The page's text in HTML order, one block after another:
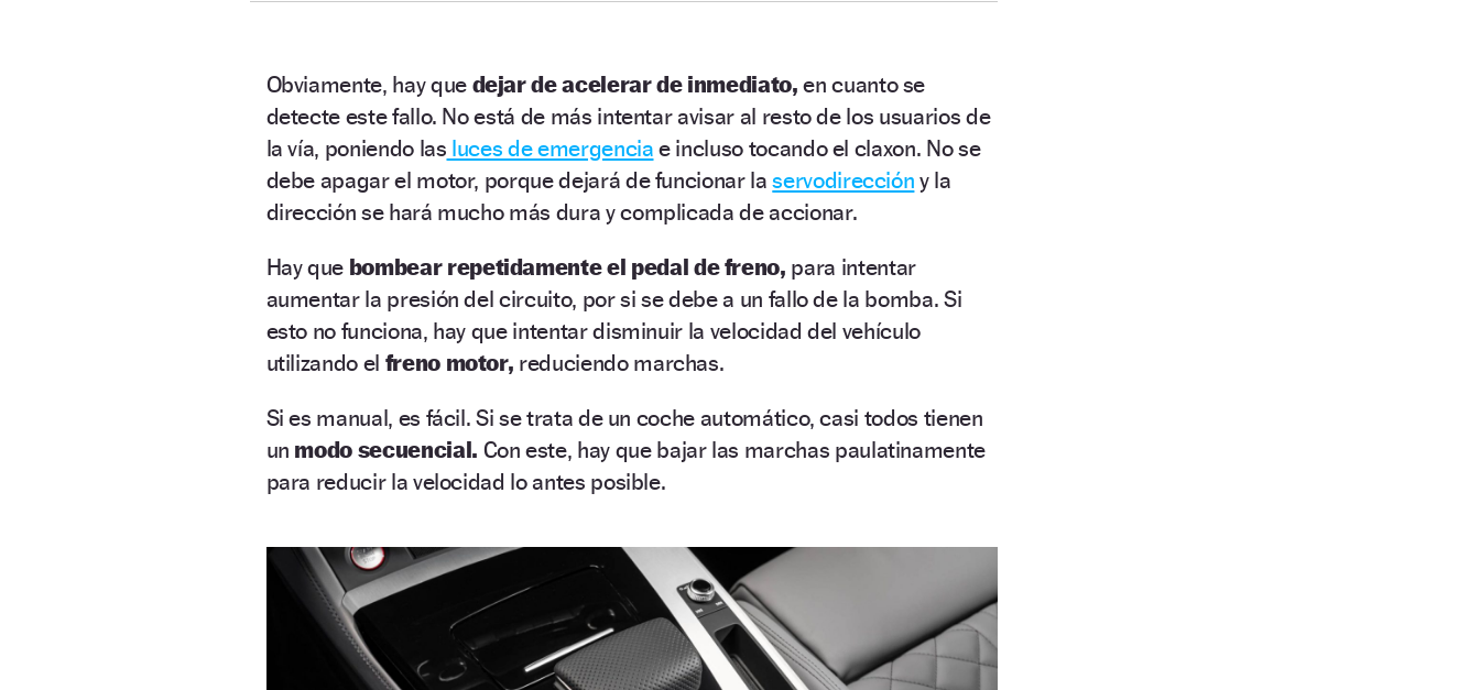
Obviamente, hay quedejar de acelerar de inmediato, en cuanto se
detecte este fallo. No está de más intentar avisar al resto de los usuarios de
la vía, poniendo las luces de emergencia e incluso tocando el claxon. No se
debe apagar el motor, porque dejará de funcionar laservodirección y la
dirección se hará mucho más dura y complicada de accionar.
Hay que bombear repetidamente el pedal de freno, para intentar
aumentar la presión del circuito, por si se debe a un fallo de la bomba. Si
esto no funciona, hay que intentar disminuir la velocidad del vehículo
utilizando el freno motor, reduciendo marchas.
Si es manual, es fácil. Si se trata de un coche automático, casi todos tienen
un modo secuencial. Con este, hay que bajar las marchas paulatinamente
para reducir la velocidad lo antes posible.